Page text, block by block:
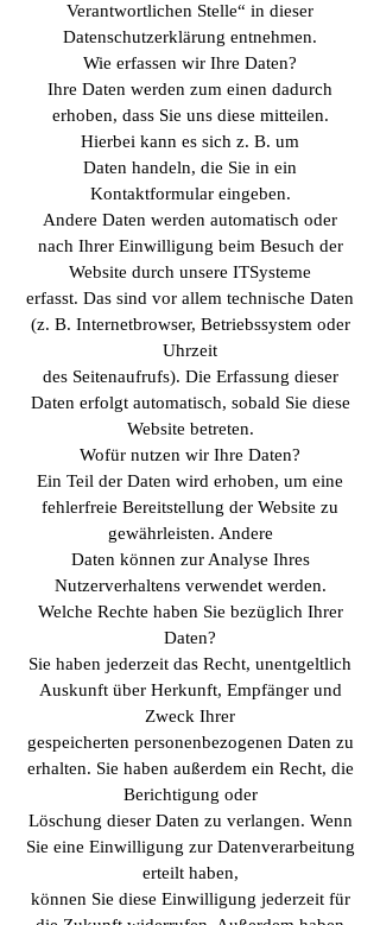
Verantwortlichen Stelle“ in dieser
Datenschutzerklärung entnehmen.
Wie erfassen wir Ihre Daten?
Ihre Daten werden zum einen dadurch
erhoben, dass Sie uns diese mitteilen.
Hierbei kann es sich z. B. um
Daten handeln, die Sie in ein
Kontaktformular eingeben.
Andere Daten werden automatisch oder
nach Ihrer Einwilligung beim Besuch der
Website durch unsere ITSysteme
erfasst. Das sind vor allem technische Daten
(z. B. Internetbrowser, Betriebssystem oder
Uhrzeit
des Seitenaufrufs). Die Erfassung dieser
Daten erfolgt automatisch, sobald Sie diese
Website betreten.
Wofür nutzen wir Ihre Daten?
Ein Teil der Daten wird erhoben, um eine
fehlerfreie Bereitstellung der Website zu
gewährleisten. Andere
Daten können zur Analyse Ihres
Nutzerverhaltens verwendet werden.
Welche Rechte haben Sie bezüglich Ihrer
Daten?
Sie haben jederzeit das Recht, unentgeltlich
Auskunft über Herkunft, Empfänger und
Zweck Ihrer
gespeicherten personenbezogenen Daten zu
erhalten. Sie haben außerdem ein Recht, die
Berichtigung oder
Löschung dieser Daten zu verlangen. Wenn
Sie eine Einwilligung zur Datenverarbeitung
erteilt haben,
können Sie diese Einwilligung jederzeit für